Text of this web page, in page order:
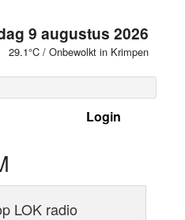
9 augustus 2026
29.1°C / Onbewolkt in Krimpen
Login
LOK radio